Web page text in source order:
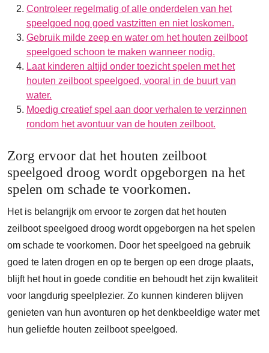
Controleer regelmatig of alle onderdelen van het
speelgoed nog goed vastzitten en niet loskomen.
Gebruik milde zeep en water om het houten zeilboot
speelgoed schoon te maken wanneer nodig.
Laat kinderen altijd onder toezicht spelen met het
houten zeilboot speelgoed, vooral in de buurt van
water.
Moedig creatief spel aan door verhalen te verzinnen
rondom het avontuur van de houten zeilboot.
Zorg ervoor dat het houten zeilboot
speelgoed droog wordt opgeborgen na het
spelen om schade te voorkomen.
Het is belangrijk om ervoor te zorgen dat het houten
zeilboot speelgoed droog wordt opgeborgen na het spelen
om schade te voorkomen. Door het speelgoed na gebruik
goed te laten drogen en op te bergen op een droge plaats,
blijft het hout in goede conditie en behoudt het zijn kwaliteit
voor langdurig speelplezier. Zo kunnen kinderen blijven
genieten van hun avonturen op het denkbeeldige water met
hun geliefde houten zeilboot speelgoed.